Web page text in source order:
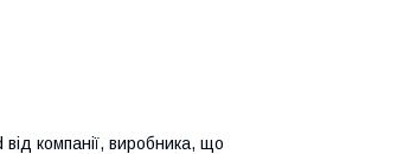
компанії, виробника, що